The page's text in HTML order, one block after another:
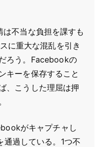
不当な負担を課すも
に重大な混乱を引き
ろう。Facebookの
キーを保存すること
、こうした理屈は押
がキャプチャし
過している。1つ不